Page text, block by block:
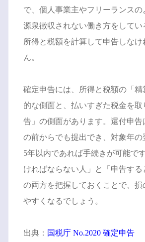
で、個人事業主やフリーランスの
源泉徴収されない働き方をしてい
所得と税額を計算して申告しな
ん。
確定申告には、所得と税額の「精
的な側面と、払いすぎた税金を取
告」の側面があります。還付申告
の前からでも提出でき、対象年の
5年以内であれば手続きが可能で
ければならない人」と「申告する
の両方を把握しておくことで、損
やすくなるでしょう。
出典： 国税庁 No.2020 確定申告